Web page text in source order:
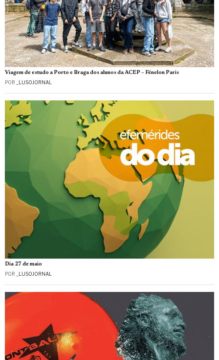
Viagem de estudo a Porto e Braga dos alunos da ACEP – Fénelon Paris
POR _LUSOJORNAL
Dia 27 de maio
POR _LUSOJORNAL